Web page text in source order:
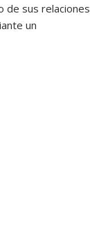
de sus relaciones
un